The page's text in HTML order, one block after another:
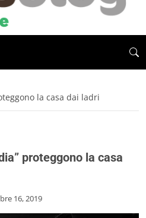
la casa dai ladri
proteggono la casa
16, 2019